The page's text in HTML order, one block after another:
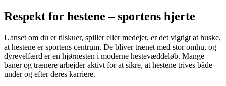
Respekt for hestene – sportens hjerte
Uanset om du er tilskuer, spiller eller medejer, er det vigtigt at huske,
at hestene er sportens centrum. De bliver trænet med stor omhu, og
dyrevelfærd er en hjørnesten i moderne hestevæddeløb. Mange
baner og trænere arbejder aktivt for at sikre, at hestene trives både
under og efter deres karriere.